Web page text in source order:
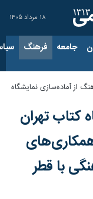
۱۸ مرداد ۱۴۰۵
جامعه فرهنگ
از آماده‌سازی نمایشگاه
کتاب تهران
با قطر